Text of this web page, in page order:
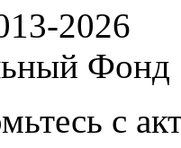
2026
с